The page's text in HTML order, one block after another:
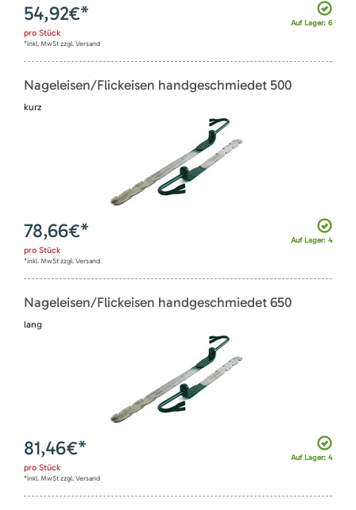
Auf Lager: 6
54,92€*
pro Stück
*inkl. MwSt zzgl. Versand
Nageleisen/Flickeisen handgeschmiedet 500
kurz
Auf Lager: 4
78,66€*
pro Stück
*inkl. MwSt zzgl. Versand
Nageleisen/Flickeisen handgeschmiedet 650
lang
Auf Lager: 4
81,46€*
pro Stück
*inkl. MwSt zzgl. Versand